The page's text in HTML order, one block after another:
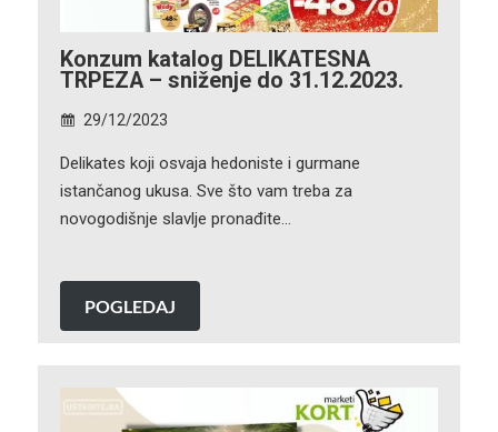
Konzum katalog DELIKATESNA
TRPEZA – sniženje do 31.12.2023.
29/12/2023
Delikates koji osvaja hedoniste i gurmane
istančanog ukusa. Sve što vam treba za
novogodišnje slavlje pronađite…
POGLEDAJ